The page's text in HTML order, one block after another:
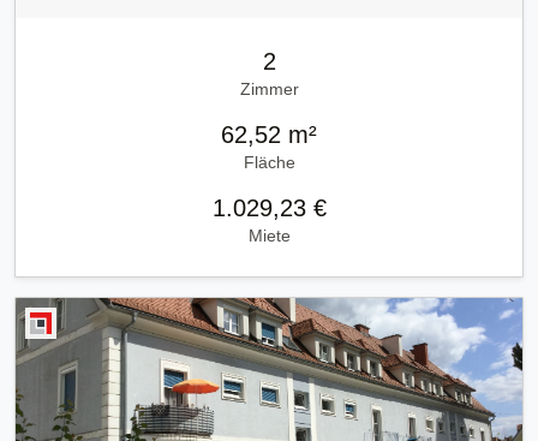
2
Zimmer
62,52 m²
Fläche
1.029,23 €
Miete